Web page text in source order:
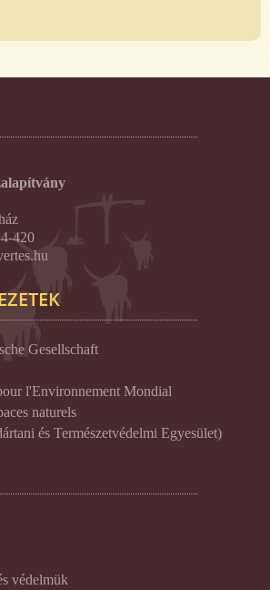
420
Gesellschaft
l'Environnement Mondial
naturels
és Természetvédelmi Egyesület)
védelmük